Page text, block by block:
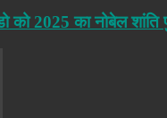
को 2025 का नोबेल